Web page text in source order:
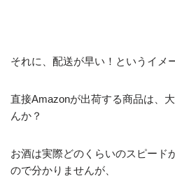
それに、配送が早い！というイメ
直接Amazonが出荷する商品は、
んか？
お酒は実際どのくらいのスピード
ので分かりませんが、